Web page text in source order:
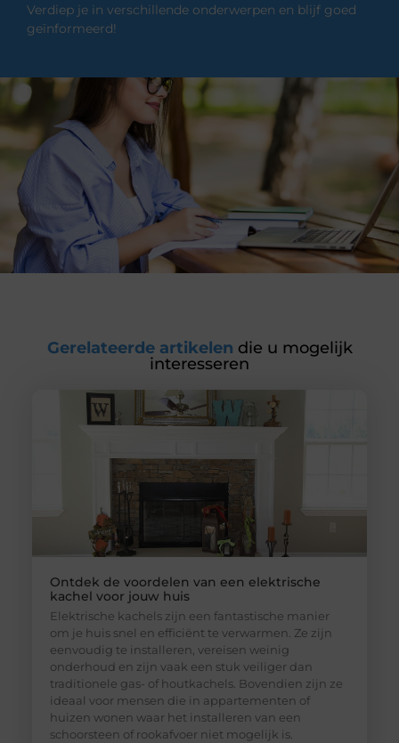
Verdiep je in verschillende onderwerpen en blijf goed
geïnformeerd!
Gerelateerde artikelen die u mogelijk
interesseren
Ontdek de voordelen van een elektrische
kachel voor jouw huis
Elektrische kachels zijn een fantastische manier
om je huis snel en efficiënt te verwarmen. Ze zijn
eenvoudig te installeren, vereisen weinig
onderhoud en zijn vaak een stuk veiliger dan
traditionele gas- of houtkachels. Bovendien zijn ze
ideaal voor mensen die in appartementen of
huizen wonen waar het installeren van een
schoorsteen of rookafvoer niet mogelijk is.